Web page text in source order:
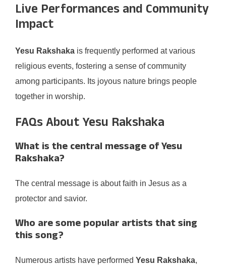
Live Performances and Community
Impact
Yesu Rakshaka is frequently performed at various
religious events, fostering a sense of community
among participants. Its joyous nature brings people
together in worship.
FAQs About Yesu Rakshaka
What is the central message of Yesu
Rakshaka?
The central message is about faith in Jesus as a
protector and savior.
Who are some popular artists that sing
this song?
Numerous artists have performed Yesu Rakshaka,